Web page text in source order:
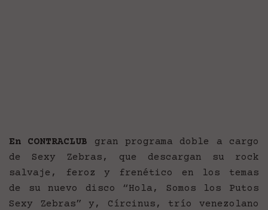
En CONTRACLUB gran programa doble a cargo
de Sexy Zebras, que descargan su rock
salvaje, feroz y frenético en los temas
de su nuevo disco “Hola, Somos los Putos
Sexy Zebras” y, Círcinus, trío venezolano